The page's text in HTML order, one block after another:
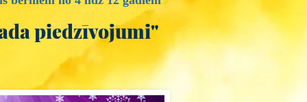
piedzīvojumi"